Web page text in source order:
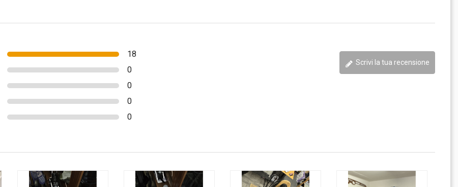
18
0
0
0
0
Scrivi la tua recensione